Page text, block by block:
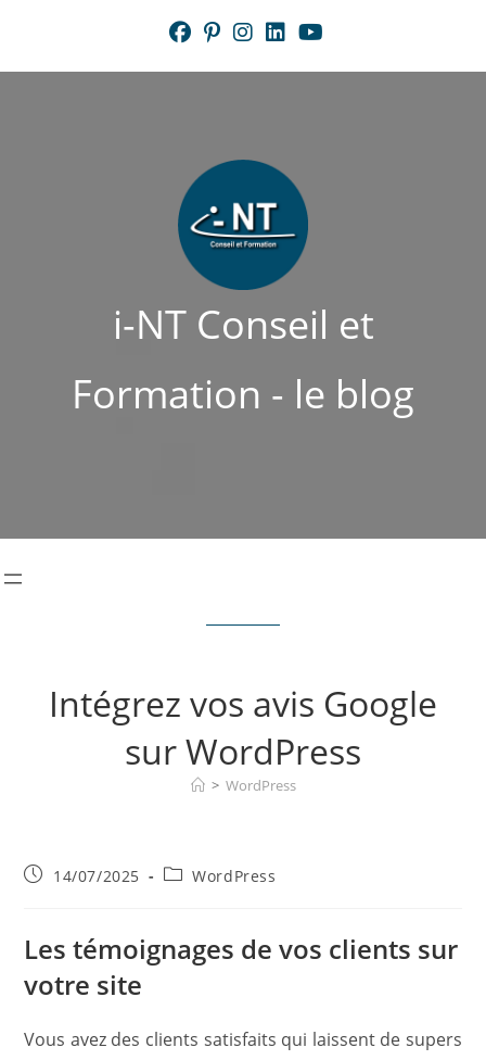
content
i-NT Conseil et
Formation - le blog
Intégrez vos avis Google
sur WordPress
> WordPress
Publication
14/07/2025
PostWordPress
Les témoignages de vos clients sur
votre site
Vous avez des clients satisfaits qui laissent de supers